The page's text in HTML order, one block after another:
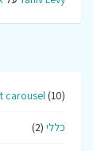
carousel (10)
כללי (2)